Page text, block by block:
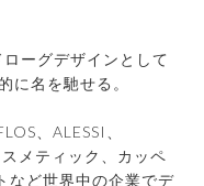
ーグデザインとして
に名を馳せる。
、ALESSI、
メティック、カッペ
など世界中の企業でデ